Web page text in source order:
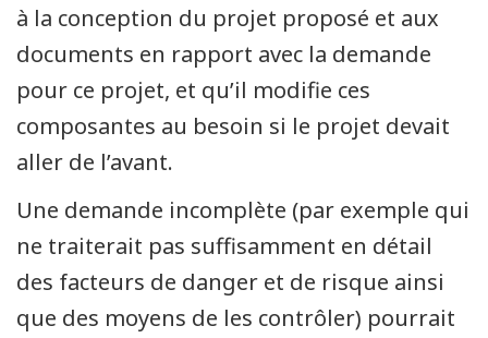
à la conception du projet proposé et aux
documents en rapport avec la demande
pour ce projet, et qu’il modifie ces
composantes au besoin si le projet devait
aller de l’avant.
Une demande incomplète (par exemple qui
ne traiterait pas suffisamment en détail
des facteurs de danger et de risque ainsi
que des moyens de les contrôler) pourrait